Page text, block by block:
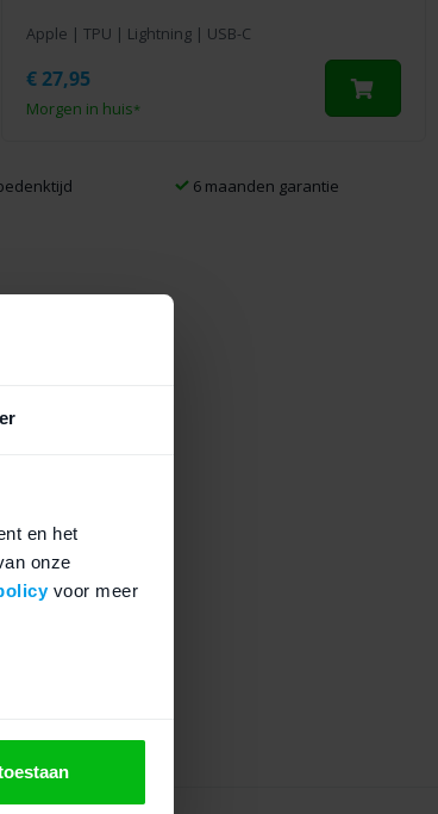
en het
onze
voor meer
Apple | TPU | Lightning| USB-C
Morgen in huis*
€27,95
6 maanden garantie